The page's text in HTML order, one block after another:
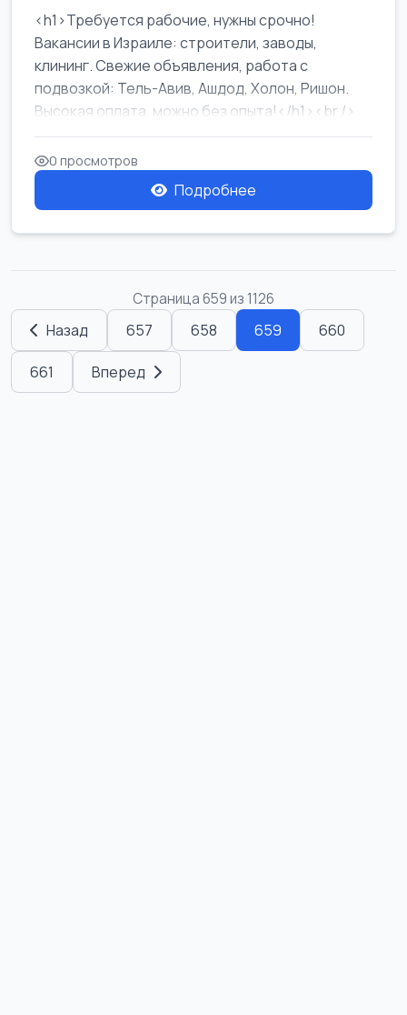
<h1>Требуется рабочие, нужны срочно!
Вакансии в Израиле: строители, заводы,
клининг. Свежие объявления, работа с
подвозкой: Тель-Авив, Ашдод, Холон, Ришон.
Высокая оплата, можно без опыта!</h1><br />
...
0 просмотров
Подробнее
Страница 659 из 1126
Назад 657 658 659 660
661 Вперед